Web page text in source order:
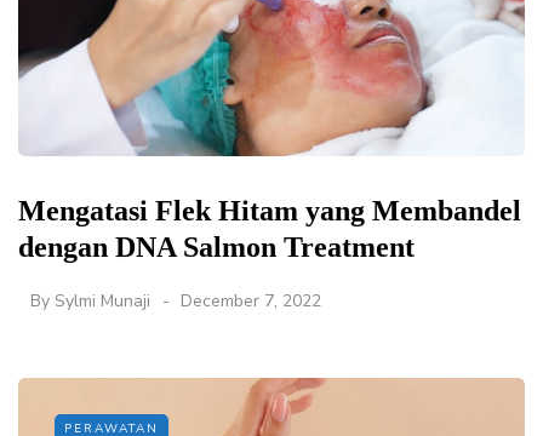
Mengatasi Flek Hitam yang Membandel
dengan DNA Salmon Treatment
By Sylmi Munaji December 7, 2022
PERAWATAN